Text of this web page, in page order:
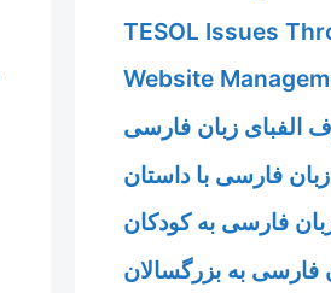
TESOL Issues
Website
الفبای زبان فارسی
فارسی با داستان
فارسی به کودکان
به بزرگسالان